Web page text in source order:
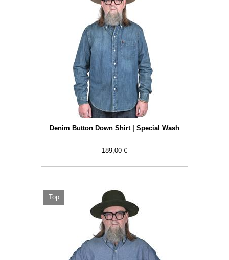
Denim Button Down Shirt | Special Wash
189,00 €
Top